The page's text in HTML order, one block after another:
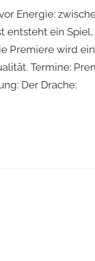
Energie:
entsteht ein
Premiere wird ein
Termine:
Der Drache: